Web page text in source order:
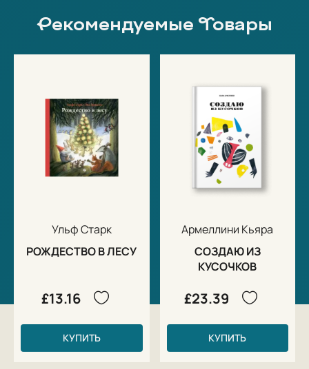
Рекомендуемые Товары
Ульф Старк
РОЖДЕСТВО В ЛЕСУ
£13.16
КУПИТЬ
Армеллини Кьяра
СОЗДАЮ ИЗ
КУСОЧКОВ
£23.39
КУПИТЬ